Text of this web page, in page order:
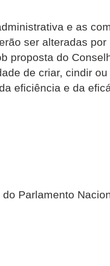
e as
ser alteradas
proposta do
de criar, cindir
eficiência e da
Parlamento